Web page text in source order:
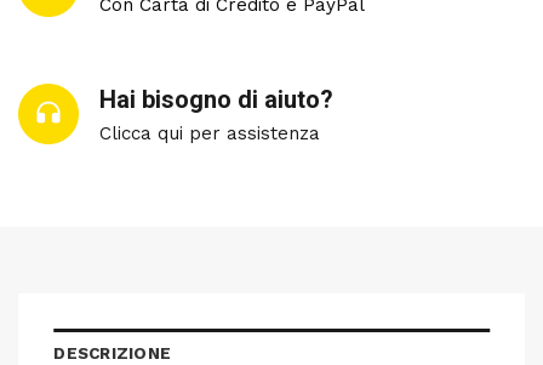
Con Carta di Credito e PayPal
Hai bisogno di aiuto?
Clicca qui per assistenza
DESCRIZIONE